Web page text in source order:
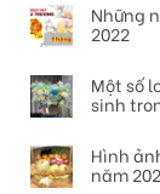
Những
2022
Một số
sinh
Hình
năm